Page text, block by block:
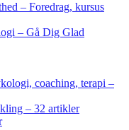
– Foredrag, kursus
– Gå Dig Glad
coaching, terapi –
– 32 artikler